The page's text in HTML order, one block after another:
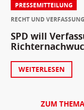
PRESSEMITTEILUNG
RECHT UND VERFASSUNG
SPD will
WEITERLESEN
ZUM